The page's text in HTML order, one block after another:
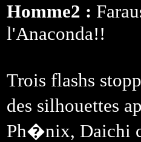
Homme2 :
l'Anaconda!!
Trois flashs
des silhouettes
Ph�nix, Daichi